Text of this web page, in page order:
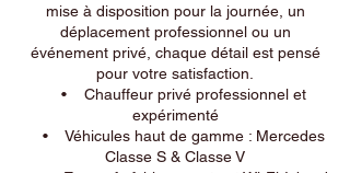
mise à disposition pour la journée, un
déplacement professionnel ou un
événement privé, chaque détail est pensé
pour votre satisfaction.
• Chauffeur privé professionnel et
expérimenté
• Véhicules haut de gamme : Mercedes
Classe S & Classe V